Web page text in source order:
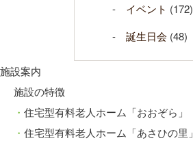
イベント (172)
誕生日会 (48)
施設案内
施設の特徴
住宅型有料老人ホーム「おおぞら」
住宅型有料老人ホーム「あさひの里」